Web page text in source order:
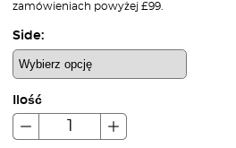
zamówieniach powyżej £99.
Side:
Ilość